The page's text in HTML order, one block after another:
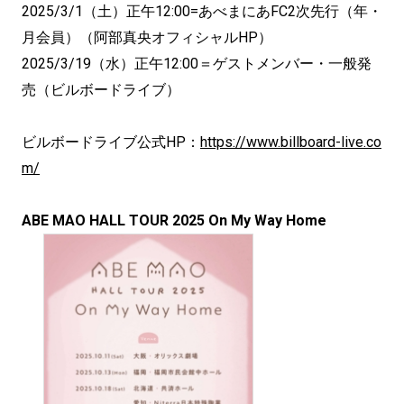
2025/3/1（土）正午12:00=あべまにあFC2次先行（年・
月会員）（阿部真央オフィシャルHP）
2025/3/19（水）正午12:00＝ゲストメンバー・一般発
売（ビルボードライブ）
ビルボードライブ公式HP： https://www.billboard-live.co
m/
ABE MAO HALL TOUR 2025 On My Way Home